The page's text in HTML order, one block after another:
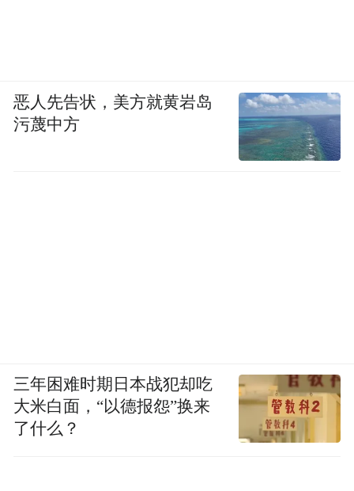
恶人先告状，美方就黄岩岛
污蔑中方
三年困难时期日本战犯却吃
大米白面，“以德报怨”换来
了什么？